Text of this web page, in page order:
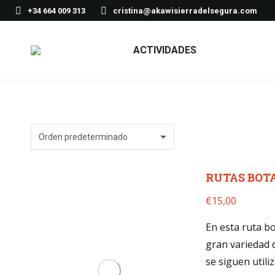
+34 664 009 313 cristina@akawisierradelsegura.com
ACTIVIDADES
RUTAS
€15,00
En esta ruta
gran variedad
se siguen